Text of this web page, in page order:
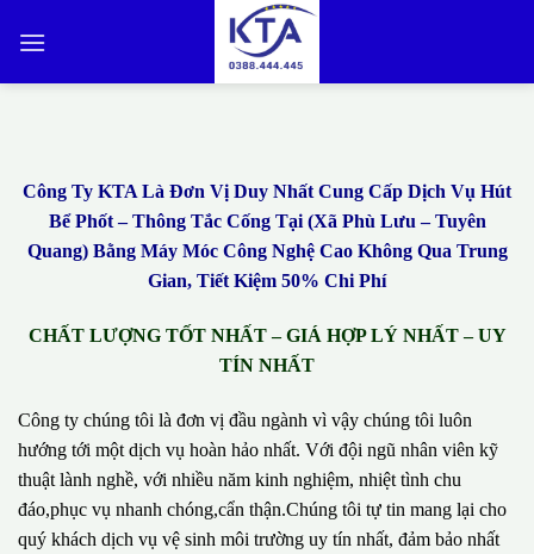
qua
Công Ty KTA Là Đơn Vị Duy Nhất Cung Cấp Dịch Vụ Hút
Bể Phốt – Thông Tắc Cống Tại (Xã Phù Lưu – Tuyên
Quang) Bằng Máy Móc Công Nghệ Cao Không Qua Trung
Gian, Tiết Kiệm 50% Chi Phí
CHẤT LƯỢNG TỐT NHẤT – GIÁ HỢP LÝ NHẤT – UY
TÍN NHẤT
Công ty chúng tôi là đơn vị đầu ngành vì vậy chúng tôi luôn
hướng tới một dịch vụ hoàn hảo nhất. Với đội ngũ nhân viên kỹ
thuật lành nghề, với nhiều năm kinh nghiệm, nhiệt tình chu
đáo,phục vụ nhanh chóng,cẩn thận.Chúng tôi tự tin mang lại cho
quý khách dịch vụ vệ sinh môi trường uy tín nhất, đảm bảo nhất